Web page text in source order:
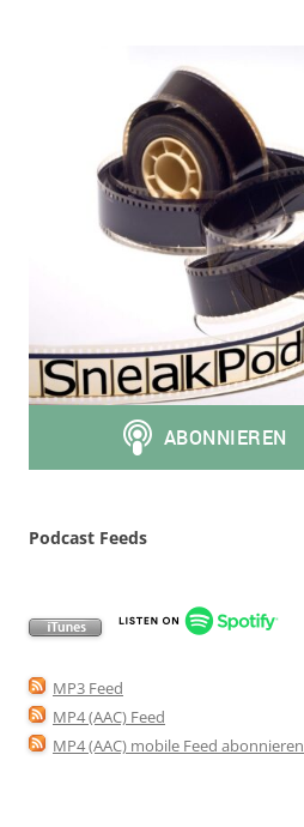
Podcast Feeds
MP3 Feed
MP4 (AAC) Feed
MP4 (AAC) mobile Feed abonnieren